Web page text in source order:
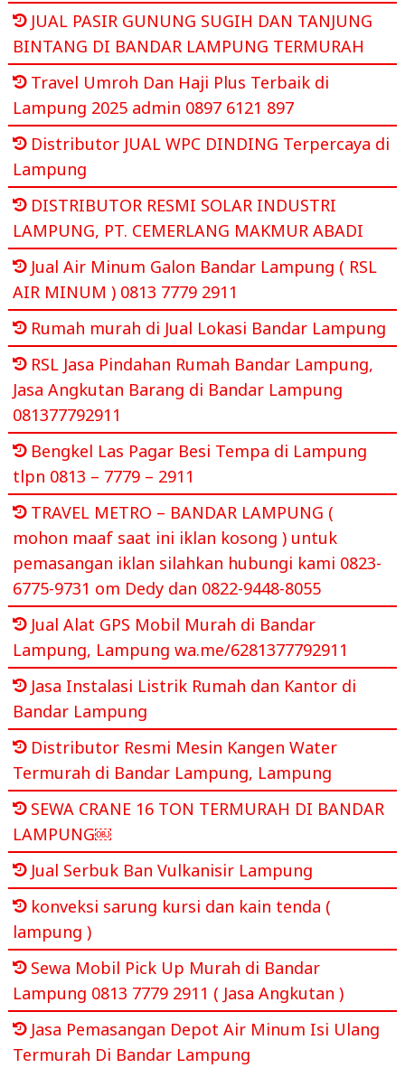
JUAL PASIR GUNUNG SUGIH DAN TANJUNG
BINTANG DI BANDAR LAMPUNG TERMURAH
Travel Umroh Dan Haji Plus Terbaik di
Lampung 2025 admin 0897 6121 897
Distributor JUAL WPC DINDING Terpercaya di
Lampung
DISTRIBUTOR RESMI SOLAR INDUSTRI
LAMPUNG, PT. CEMERLANG MAKMUR ABADI
Jual Air Minum Galon Bandar Lampung ( RSL
AIR MINUM ) 0813 7779 2911
Rumah murah di Jual Lokasi Bandar Lampung
RSL Jasa Pindahan Rumah Bandar Lampung,
Jasa Angkutan Barang di Bandar Lampung
081377792911
Bengkel Las Pagar Besi Tempa di Lampung
tlpn 0813 – 7779 – 2911
TRAVEL METRO – BANDAR LAMPUNG (
mohon maaf saat ini iklan kosong ) untuk
pemasangan iklan silahkan hubungi kami 0823-
6775-9731 om Dedy dan 0822-9448-8055
Jual Alat GPS Mobil Murah di Bandar
Lampung, Lampung wa.me/6281377792911
Jasa Instalasi Listrik Rumah dan Kantor di
Bandar Lampung
Distributor Resmi Mesin Kangen Water
Termurah di Bandar Lampung, Lampung
SEWA CRANE 16 TON TERMURAH DI BANDAR
LAMPUNG￼
Jual Serbuk Ban Vulkanisir Lampung
konveksi sarung kursi dan kain tenda (
lampung )
Sewa Mobil Pick Up Murah di Bandar
Lampung 0813 7779 2911 ( Jasa Angkutan )
Jasa Pemasangan Depot Air Minum Isi Ulang
Termurah Di Bandar Lampung